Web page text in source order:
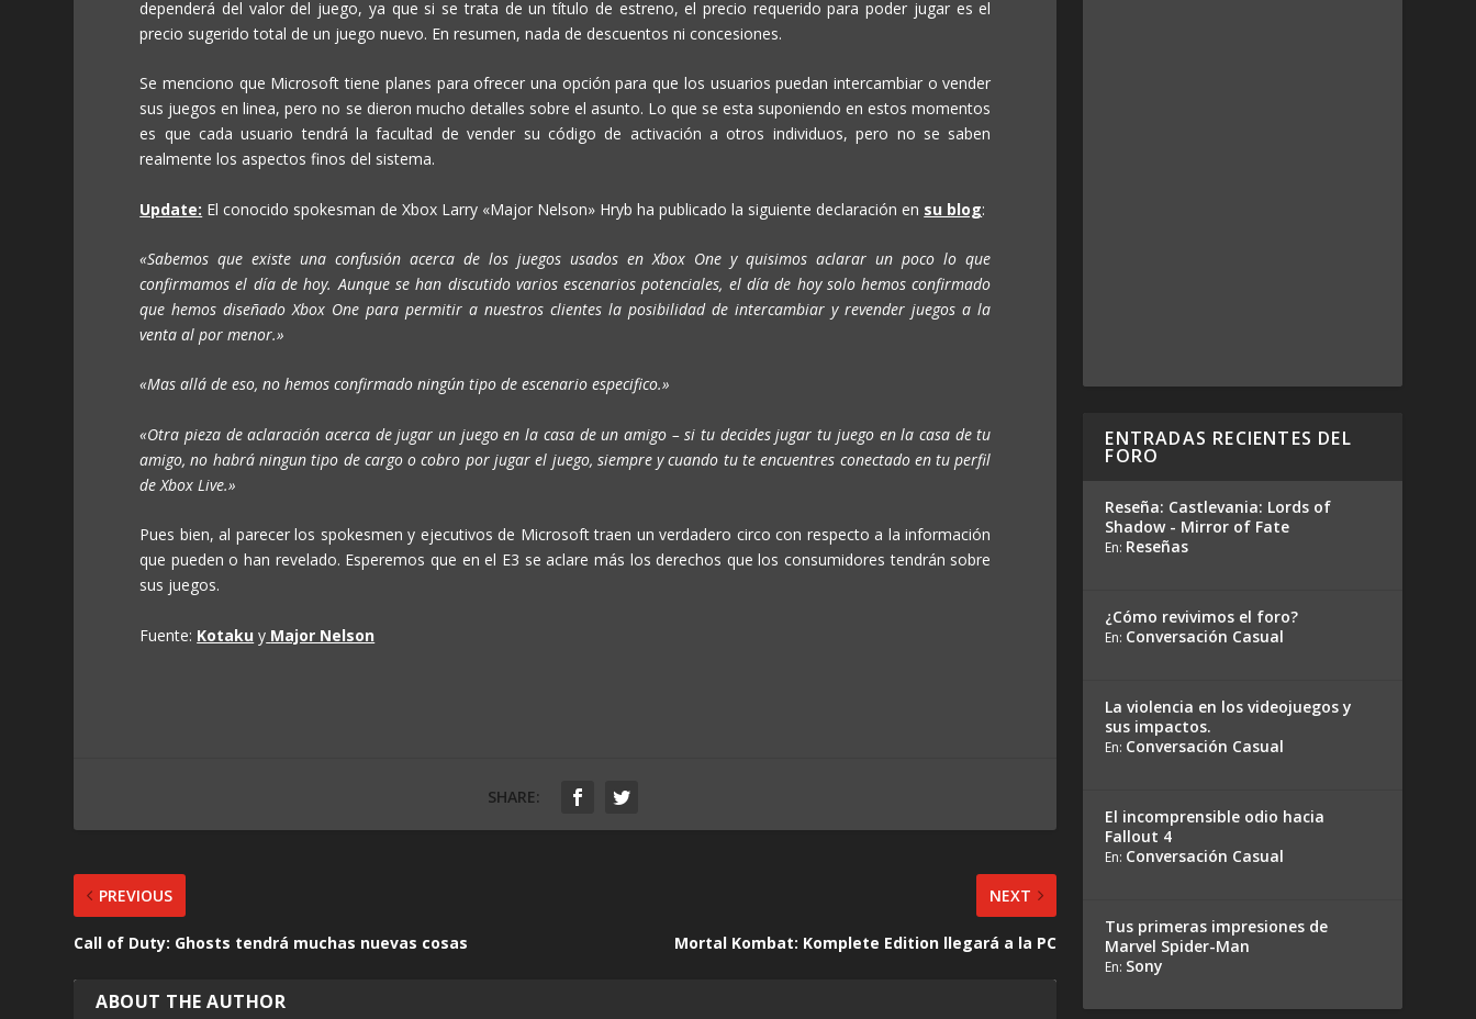
dependerá del valor del juego, ya que si se trata de un título de estreno, el precio requerido para poder jugar es el
precio sugerido total de un juego nuevo. En resumen, nada de descuentos ni concesiones.
Se menciono que Microsoft tiene planes para ofrecer una opción para que los usuarios puedan intercambiar o vender
sus juegos en linea, pero no se dieron mucho detalles sobre el asunto. Lo que se esta suponiendo en estos momentos
es que cada usuario tendrá la facultad de vender su código de activación a otros individuos, pero no se saben
realmente los aspectos finos del sistema.
Update: El conocido spokesman de Xbox Larry «Major Nelson» Hryb ha publicado la siguiente declaración en su blog:
«Sabemos que existe una confusión acerca de los juegos usados en Xbox One y quisimos aclarar un poco lo que
confirmamos el día de hoy. Aunque se han discutido varios escenarios potenciales, el día de hoy solo hemos confirmado
que hemos diseñado Xbox One para permitir a nuestros clientes la posibilidad de intercambiar y revender juegos a la
venta al por menor.»
«Mas allá de eso, no hemos confirmado ningún tipo de escenario especifico.»
«Otra pieza de aclaración acerca de jugar un juego en la casa de un amigo – si tu decides jugar tu juego en la casa de tu
amigo, no habrá ningun tipo de cargo o cobro por jugar el juego, siempre y cuando tu te encuentres conectado en tu perfil
de Xbox Live.»
Pues bien, al parecer los spokesmen y ejecutivos de Microsoft traen un verdadero circo con respecto a la información
que pueden o han revelado. Esperemos que en el E3 se aclare más los derechos que los consumidores tendrán sobre
sus juegos.
Fuente: Kotaku y Major Nelson
SHARE:
PREVIOUS
Call of Duty: Ghosts tendrá muchas nuevas cosas
NEXT
Mortal Kombat: Komplete Edition llegará a la PC
ABOUT THE AUTHOR
ENTRADAS RECIENTES DEL
FORO
Reseña: Castlevania: Lords of
Shadow - Mirror of Fate
En: Reseñas
¿Cómo revivimos el foro?
En: Conversación Casual
La violencia en los videojuegos y
sus impactos.
En: Conversación Casual
El incomprensible odio hacia
Fallout 4
En: Conversación Casual
Tus primeras impresiones de
Marvel Spider-Man
En: Sony